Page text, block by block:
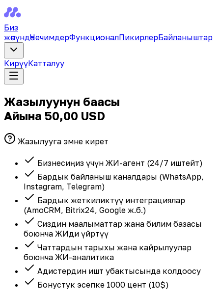
Биз
жөнүндөЧечимдерФункционалПикирлерБайланыштар
КирүүКатталуу
Жазылуунун баасы
Айына 50,00 USD
Жазылууга эмне кирет
Бизнесиңиз үчүн ЖИ-агент (24/7 иштейт)
Бардык байланыш каналдары (WhatsApp,
Instagram, Telegram)
Бардык жеткиликтүү интеграциялар
(AmoCRM, Bitrix24, Google ж.б.)
Сиздин маалыматтар жана билим базасы
боюнча ЖИди үйрөтүү
Чаттардын тарыхы жана кайрылуулар
боюнча ЖИ-аналитика
Адистердин иштөө убактысында колдоосу
Бонустук эсепке 1000 цент (10$)